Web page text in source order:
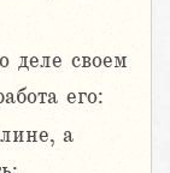
деле своем
его:
а